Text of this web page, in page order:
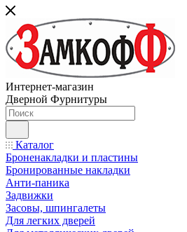
Интернет-магазин
Дверной Фурнитуры
Каталог
Броненакладки и пластины
Бронированные накладки
Анти-паника
Задвижки
Засовы, шпингалеты
Для легких дверей